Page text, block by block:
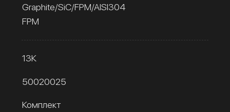
Graphite/SiC/FPM/AISI304
FPM
13К
50020025
Комплект